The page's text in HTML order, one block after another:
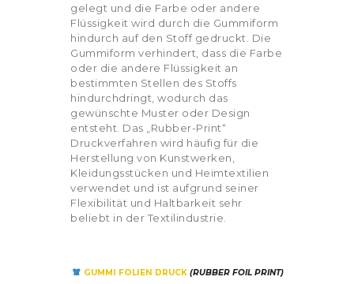
gelegt und die Farbe oder andere
Flüssigkeit wird durch die Gummiform
hindurch auf den Stoff gedruckt. Die
Gummiform verhindert, dass die Farbe
oder die andere Flüssigkeit an
bestimmten Stellen des Stoffs
hindurchdringt, wodurch das
gewünschte Muster oder Design
entsteht. Das „Rubber-Print“
Druckverfahren wird häufig für die
Herstellung von Kunstwerken,
Kleidungsstücken und Heimtextilien
verwendet und ist aufgrund seiner
Flexibilität und Haltbarkeit sehr
beliebt in der Textilindustrie.
GUMMI FOLIEN DRUCK (RUBBER FOIL PRINT)